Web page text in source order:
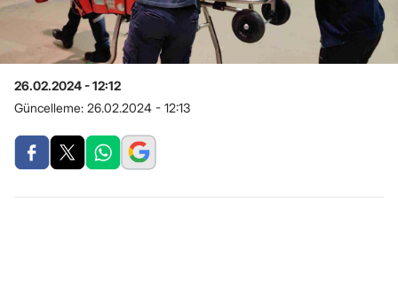
26.02.2024 - 12:12
Güncelleme: 26.02.2024 - 12:13